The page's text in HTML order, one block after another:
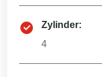
Zylinder:
4